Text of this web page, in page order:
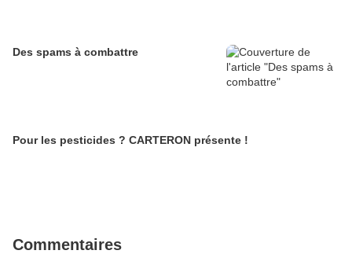
Des spams à combattre
Pour les pesticides ? CARTERON présente !
Commentaires